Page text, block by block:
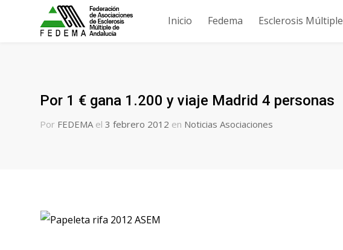
Inicio Fedema Esclerosis Múltiple
Por 1 € gana 1.200 y viaje Madrid 4 personas
Por FEDEMA el 3 febrero 2012 en Noticias Asociaciones